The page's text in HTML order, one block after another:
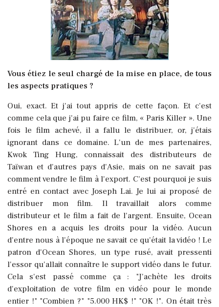
Vous étiez le seul chargé de la mise en place, de tous
les aspects pratiques ?
Oui, exact. Et j'ai tout appris de cette façon. Et c'est
comme cela que j'ai pu faire ce film, « Paris Killer ». Une
fois le film achevé, il a fallu le distribuer, or, j'étais
ignorant dans ce domaine. L'un de mes partenaires,
Kwok Ting Hung, connaissait des distributeurs de
Taïwan et d'autres pays d'Asie, mais on ne savait pas
comment vendre le film à l'export. C'est pourquoi je suis
entré en contact avec Joseph Lai. Je lui ai proposé de
distribuer mon film. Il travaillait alors comme
distributeur et le film a fait de l'argent. Ensuite, Ocean
Shores en a acquis les droits pour la vidéo. Aucun
d'entre nous à l'époque ne savait ce qu'était la vidéo ! Le
patron d'Ocean Shores, un type rusé, avait pressenti
l'essor qu'allait connaître le support vidéo dans le futur.
Cela s'est passé comme ça : "J'achète les droits
d'exploitation de votre film en vidéo pour le monde
entier !" "Combien ?" "5.000 HK$ !" "OK !". On était très